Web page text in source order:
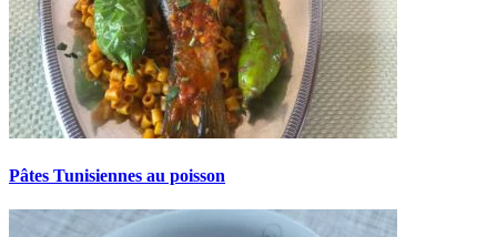
Pâtes Tunisiennes au poisson